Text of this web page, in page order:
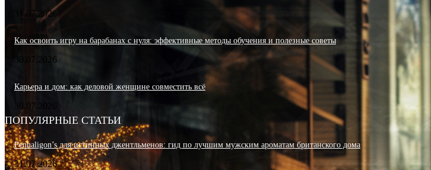
31.07.2026
Как освоить игру на барабанах с нуля: эффективные методы обучения и полезные советы
30.07.2026
Карьера и дом: как деловой женщине совместить всё
30.07.2026
ПОПУЛЯРНЫЕ СТАТЬИ
Penhaligon’s для истинных джентльменов: гид по лучшим мужским ароматам британского дома
31.07.2026